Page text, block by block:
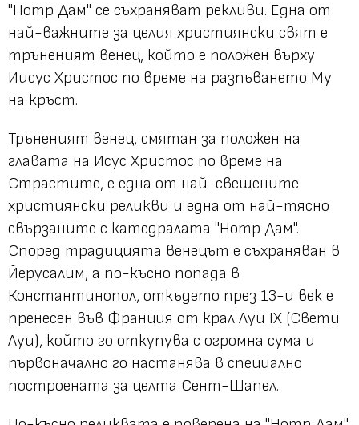
"Нотр Дам" се съхраняват рекливи. Една от
най-важните за целия християнски свят е
тръненият венец, който е положен върху
Иисус Христос по време на разпъването Му
на кръст.
Тръненият венец, смятан за положен на
главата на Исус Христос по време на
Страстите, е една от най-свещените
християнски реликви и една от най-тясно
свързаните с катедралата "Нотр Дам".
Според традицията венецът е съхраняван в
Йерусалим, а по-късно попада в
Константинопол, откъдето през 13-и век е
пренесен във Франция от крал Луи IX (Свети
Луи), който го откупува с огромна сума и
първоначално го настанява в специално
построената за целта Сент-Шапел.